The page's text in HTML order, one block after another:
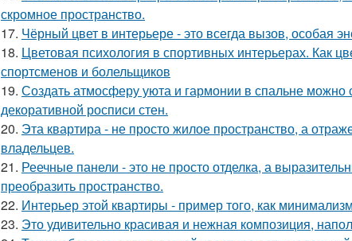
скромное пространство.
17. Чёрный цвет в интерьере - это всегда вызов, особая
18. Цветовая психология в спортивных интерьерах. Как
спортсменов и болельщиков
19. Создать атмосферу уюта и гармонии в спальне
декоративной росписи стен.
20. Эта квартира - не просто жилое пространство, а
владельцев.
21. Реечные панели - это не просто отделка, а
преобразить пространство.
22. Интерьер этой квартиры - пример того, как
23. Это удивительно красивая и нежная композиция,